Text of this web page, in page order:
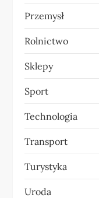
Przemysł
Rolnictwo
Sklepy
Sport
Technologia
Transport
Turystyka
Uroda